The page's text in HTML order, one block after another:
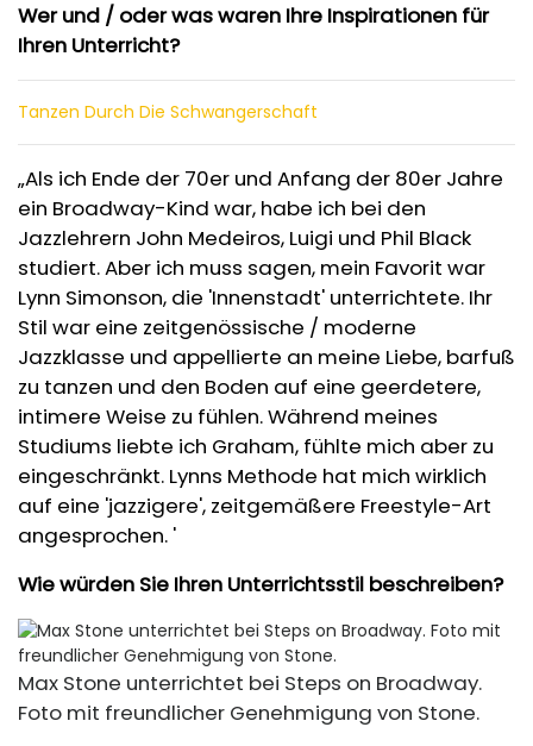
Wer und / oder was waren Ihre Inspirationen für
Ihren Unterricht?
Tanzen Durch Die Schwangerschaft
„Als ich Ende der 70er und Anfang der 80er Jahre
ein Broadway-Kind war, habe ich bei den
Jazzlehrern John Medeiros, Luigi und Phil Black
studiert. Aber ich muss sagen, mein Favorit war
Lynn Simonson, die 'Innenstadt' unterrichtete. Ihr
Stil war eine zeitgenössische / moderne
Jazzklasse und appellierte an meine Liebe, barfuß
zu tanzen und den Boden auf eine geerdetere,
intimere Weise zu fühlen. Während meines
Studiums liebte ich Graham, fühlte mich aber zu
eingeschränkt. Lynns Methode hat mich wirklich
auf eine 'jazzigere', zeitgemäßere Freestyle-Art
angesprochen. '
Wie würden Sie Ihren Unterrichtsstil beschreiben?
Max Stone unterrichtet bei Steps on Broadway.
Foto mit freundlicher Genehmigung von Stone.